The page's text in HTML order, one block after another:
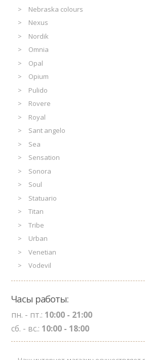
Nebraska colours
Nexus
Nordik
Omnia
Opal
Opium
Pulido
Rovere
Royal
Sant angelo
Sea
Sensation
Sonora
Soul
Statuario
Titan
Tribe
Urban
Venetian
Vodevil
Часы работы:
пн. - пт.: 10:00 - 21:00
сб. - вс.: 10:00 - 18:00